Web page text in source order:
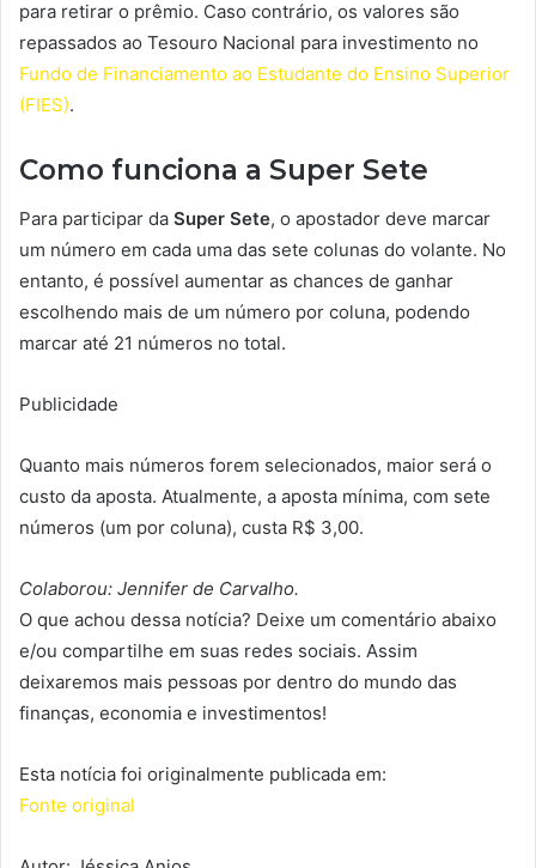
para retirar o prêmio. Caso contrário, os valores são
repassados ao Tesouro Nacional para investimento no
Fundo de Financiamento ao Estudante do Ensino Superior
(FIES).
Como funciona a Super Sete
Para participar da Super Sete, o apostador deve marcar
um número em cada uma das sete colunas do volante. No
entanto, é possível aumentar as chances de ganhar
escolhendo mais de um número por coluna, podendo
marcar até 21 números no total.
Publicidade
Quanto mais números forem selecionados, maior será o
custo da aposta. Atualmente, a aposta mínima, com sete
números (um por coluna), custa R$ 3,00.
Colaborou: Jennifer de Carvalho.
O que achou dessa notícia? Deixe um comentário abaixo
e/ou compartilhe em suas redes sociais. Assim
deixaremos mais pessoas por dentro do mundo das
finanças, economia e investimentos!
Esta notícia foi originalmente publicada em:
Fonte original